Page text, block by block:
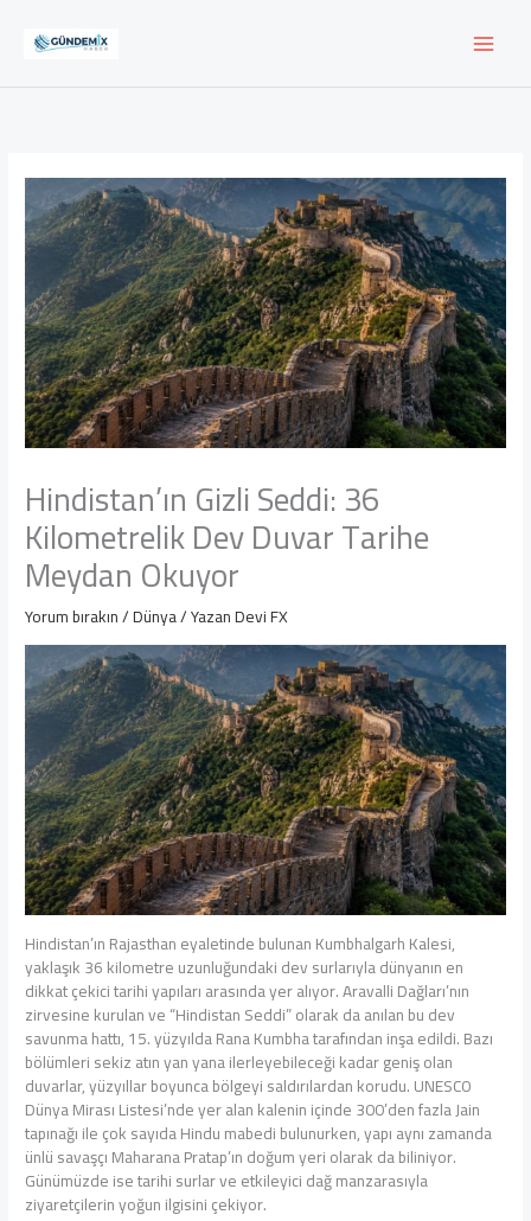
Hindistan’ın Gizli Seddi: 36
Kilometrelik Dev Duvar Tarihe
Meydan Okuyor
Yorum bırakın/Dünya/ YazanDevi FX
Hindistan’ın Rajasthan eyaletinde bulunan Kumbhalgarh Kalesi,
yaklaşık 36 kilometre uzunluğundaki dev surlarıyla dünyanın en
dikkat çekici tarihi yapıları arasında yer alıyor. Aravalli Dağları’nın
zirvesine kurulan ve “Hindistan Seddi” olarak da anılan bu dev
savunma hattı, 15. yüzyılda Rana Kumbha tarafından inşa edildi. Bazı
bölümleri sekiz atın yan yana ilerleyebileceği kadar geniş olan
duvarlar, yüzyıllar boyunca bölgeyi saldırılardan korudu. UNESCO
Dünya Mirası Listesi’nde yer alan kalenin içinde 300’den fazla Jain
tapınağı ile çok sayıda Hindu mabedi bulunurken, yapı aynı zamanda
ünlü savaşçı Maharana Pratap’ın doğum yeri olarak da biliniyor.
Günümüzde ise tarihi surlar ve etkileyici dağ manzarasıyla
ziyaretçilerin yoğun ilgisini çekiyor.